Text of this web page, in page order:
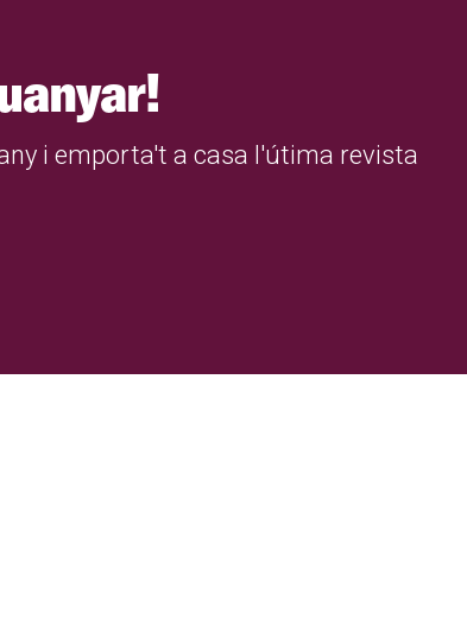
i emporta't a casa l'útima revista